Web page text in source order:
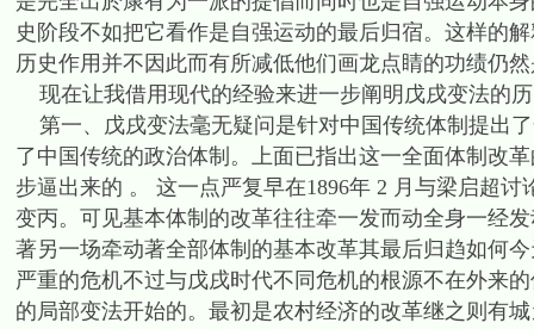
史阶段不如把它看作是自强运动的最后归宿。这样的
历史作用并不因此而有所减低他们画龙点睛的功绩仍
现在让我借用现代的经验来进一步阐明戊戌变法的
第一、戊戌变法毫无疑问是针对中国传统体制提出
了中国传统的政治体制。上面已指出这一全面体制改
步逼出来的 。 这一点严复早在1896年 2 月与梁启超
变丙。可见基本体制的改革往往牵一发而动全身一经
著另一场牵动著全部体制的基本改革其最后归趋如何
严重的危机不过与戊戌时代不同危机的根源不在外来
的局部变法开始的。最初是农村经济的改革继之则有